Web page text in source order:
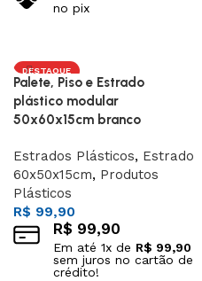
no pix
DESTAQUE
Palete, Piso e Estrado
plástico modular
50x60x15cm branco
Estrados Plásticos, Estrado
60x50x15cm, Produtos
Plásticos
R$ 99,90
R$ 99,90
Em até 1x de R$ 99,90
sem juros no cartão de
crédito!